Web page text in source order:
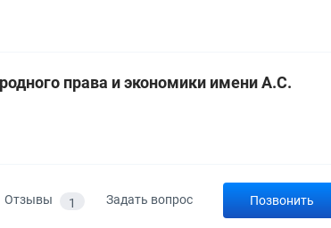
права и экономики имени А.С.
Отзывы 1 Задать вопрос Позвонить